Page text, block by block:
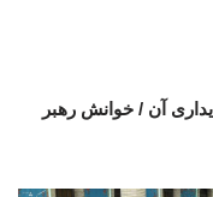
آن / خوانش رهبر